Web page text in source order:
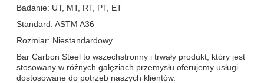
Badanie: UT, MT, RT, PT, ET
Standard: ASTM A36
Rozmiar: Niestandardowy
Bar Carbon Steel to wszechstronny i trwały produkt, który jest
stosowany w różnych gałęziach przemysłu.oferujemy usługi
dostosowane do potrzeb naszych klientów.